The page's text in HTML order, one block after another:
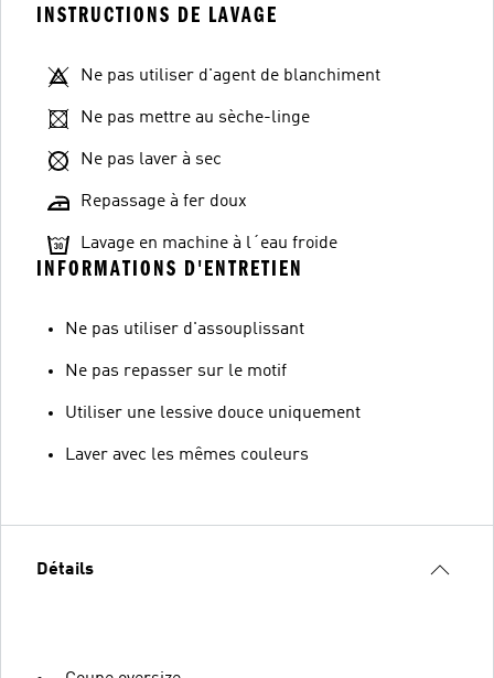
INSTRUCTIONS DE LAVAGE
Ne pas utiliser d'agent de blanchiment
Ne pas mettre au sèche-linge
Ne pas laver à sec
Repassage à fer doux
Lavage en machine à l´eau froide
INFORMATIONS D'ENTRETIEN
Ne pas utiliser d'assouplissant
Ne pas repasser sur le motif
Utiliser une lessive douce uniquement
Laver avec les mêmes couleurs
Détails